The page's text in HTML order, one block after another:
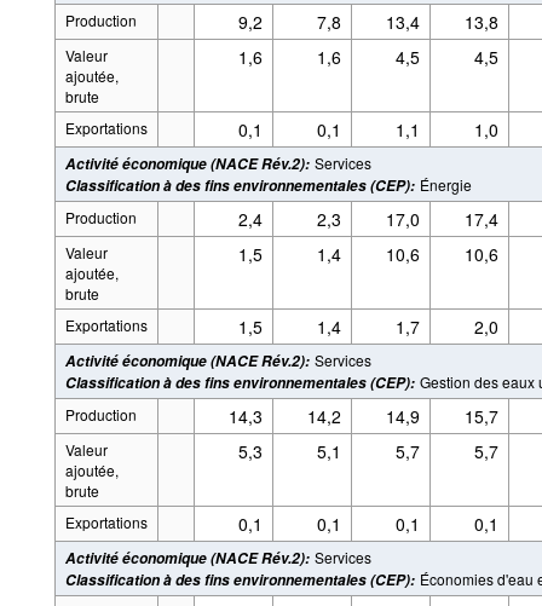
Production
9,2 7,8 13,4 13,8
Valeur
ajoutée,
brute
1,6 1,6 4,5 4,5
Exportations 0,1 0,1 1,1 1,0
Activité économique (NACE Rév.2): Services
Classification à des fins environnementales (CEP): Énergie
Production
2,4 2,3 17,0 17,4
Valeur
ajoutée,
brute
1,5 1,4 10,6 10,6
Exportations 1,5 1,4 1,7 2,0
Activité économique (NACE Rév.2): Services
Classification à des fins environnementales (CEP): Gestion des eaux
Production
14,3 14,2 14,9 15,7
Valeur
ajoutée,
brute
5,3 5,1 5,7 5,7
Exportations 0,1 0,1 0,1 0,1
Activité économique (NACE Rév.2): Services
Classification à des fins environnementales (CEP): Économies d'eau